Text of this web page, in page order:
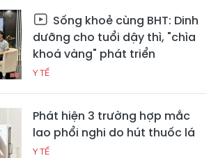
Sống khoẻ cùng BHT: Dinh
dưỡng cho tuổi dậy thì, "chìa
khoá vàng" phát triển
Y TẾ
Phát hiện 3 trường hợp mắc
lao phổi nghi do hút thuốc lá
Y TẾ